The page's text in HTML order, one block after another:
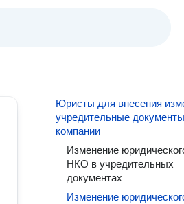
Юристы для внесения
учредительные документы
компании
Изменение
НКО в учредительных
документах
Изменение